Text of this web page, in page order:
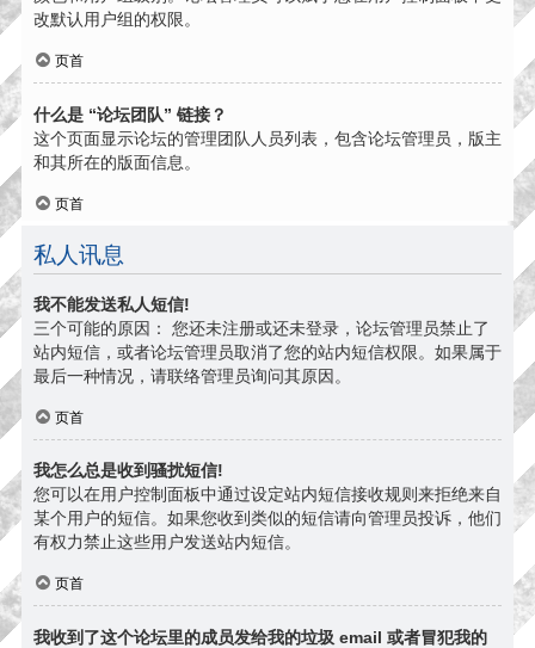
改默认用户组的权限。
页首
什么是 “论坛团队” 链接？
这个页面显示论坛的管理团队人员列表，包含论坛管理员，版主
和其所在的版面信息。
页首
私人讯息
我不能发送私人短信!
三个可能的原因： 您还未注册或还未登录，论坛管理员禁止了
站内短信，或者论坛管理员取消了您的站内短信权限。如果属于
最后一种情况，请联络管理员询问其原因。
页首
我怎么总是收到骚扰短信!
您可以在用户控制面板中通过设定站内短信接收规则来拒绝来自
某个用户的短信。如果您收到类似的短信请向管理员投诉，他们
有权力禁止这些用户发送站内短信。
页首
我收到了这个论坛里的成员发给我的垃圾 email 或者冒犯我的